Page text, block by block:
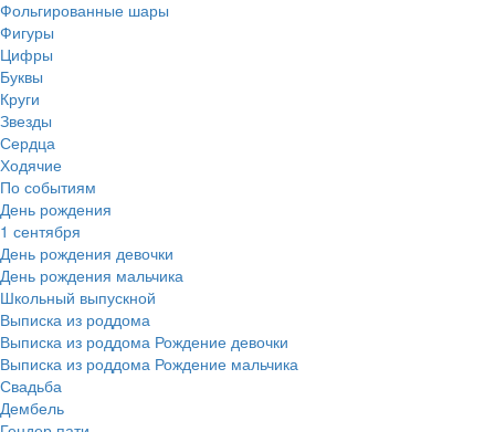
Фольгированные шары
Фигуры
Цифры
Буквы
Круги
Звезды
Сердца
Ходячие
По событиям
День рождения
1 сентября
День рождения девочки
День рождения мальчика
Школьный выпускной
Выписка из роддома
Выписка из роддома Рождение девочки
Выписка из роддома Рождение мальчика
Свадьба
Дембель